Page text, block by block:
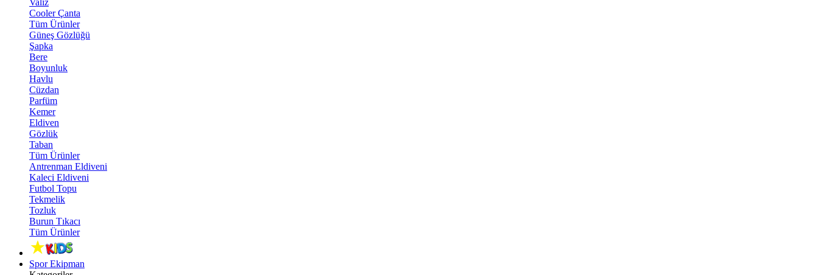
Valiz
Cooler Çanta
Tüm Ürünler
Güneş Gözlüğü
Şapka
Bere
Boyunluk
Havlu
Cüzdan
Parfüm
Kemer
Eldiven
Gözlük
Taban
Tüm Ürünler
Antrenman Eldiveni
Kaleci Eldiveni
Futbol Topu
Tekmelik
Tozluk
Burun Tıkacı
Tüm Ürünler
Spor Ekipman